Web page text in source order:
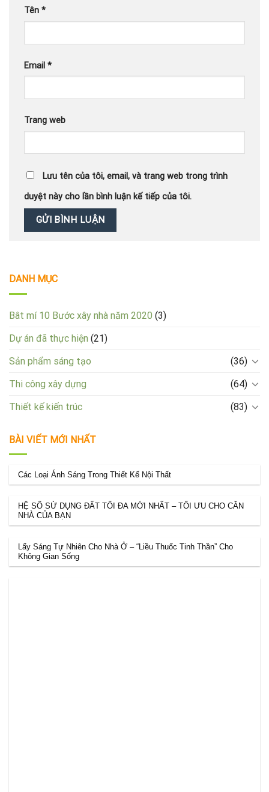
Tên *
Email *
Trang web
Lưu tên của tôi, email, và trang web trong trình
duyệt này cho lần bình luận kế tiếp của tôi.
DANH MỤC
Bât mí 10 Bước xây nhà năm 2020 (3)
Dự án đã thực hiện (21)
Sản phẩm sáng tạo
(36)
Thi công xây dựng
(64)
Thiết kế kiến trúc
(83)
BÀI VIẾT MỚI NHẤT
Các Loại Ánh Sáng Trong Thiết Kế Nội Thất
HỆ SỐ SỬ DỤNG ĐẤT TỐI ĐA MỚI NHẤT – TỐI ƯU CHO CĂN
NHÀ CỦA BẠN
Lấy Sáng Tự Nhiên Cho Nhà Ở – “Liều Thuốc Tinh Thần” Cho
Không Gian Sống